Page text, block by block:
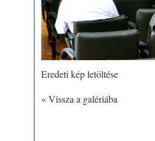
Eredeti kép letöltése
« Vissza a galériába